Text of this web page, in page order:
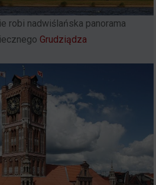
robi nadwiślańska panorama
Grudziądza